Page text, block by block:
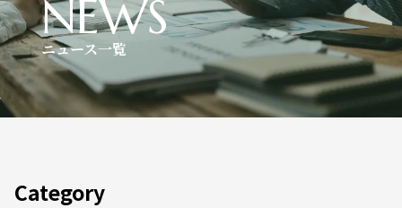
お問い合わせ
NEWS
ニュース一覧
Category